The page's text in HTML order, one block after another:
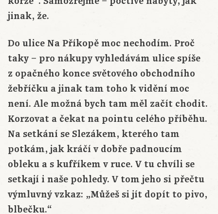
jinak, že.
Do ulice Na Příkopě moc nechodím. Proč
taky – pro nákupy vyhledávám ulice spíše
z opačného konce světového obchodního
žebříčku a jinak tam toho k vidění moc
není. Ale možná bych tam měl začít chodit.
Korzovat a čekat na pointu celého příběhu.
Na setkání se Slezákem, kterého tam
potkám, jak kráčí v dobře padnoucím
obleku a s kufříkem v ruce. V tu chvíli se
setkají i naše pohledy. V tom jeho si přečtu
výmluvný vzkaz: „Můžeš si jít dopít to pivo,
blbečku.“